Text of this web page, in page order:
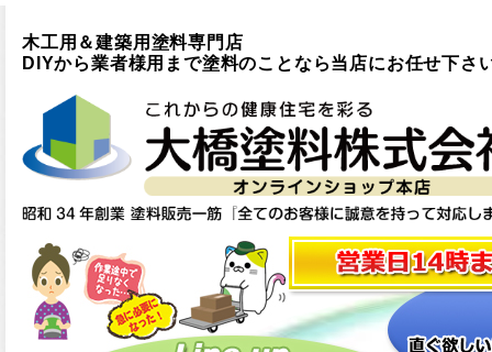
木工用＆建築用塗料専門店
DIYから業者様用まで塗料のことなら当店にお任せ下さ